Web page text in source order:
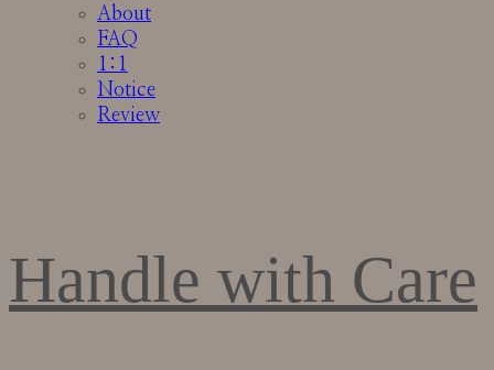
About
FAQ
1:1
Notice
Review
Handle with Care